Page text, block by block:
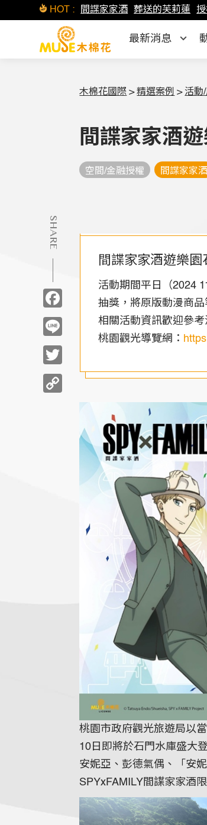
HOT : 間諜家家酒 葬送的芙莉蓮
最新消息
木棉花國際 >精選案例 > 活動
間諜家家酒
空間/金融授權 間諜家家酒
SHARE
Facebook
Line
Copy
Link
間諜家家酒遊樂園
活動期間平日（2024
抽獎，將原版動漫商
相關活動資訊歡迎參
桃園觀光導覽網：
桃園市政府觀光旅遊局以
10日即將於石門水庫盛大
安妮亞、彭德氣偶、「安
SPYxFAMILY間諜家家酒